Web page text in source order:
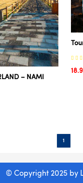
– NAMI
1
© Copyright 2025 by